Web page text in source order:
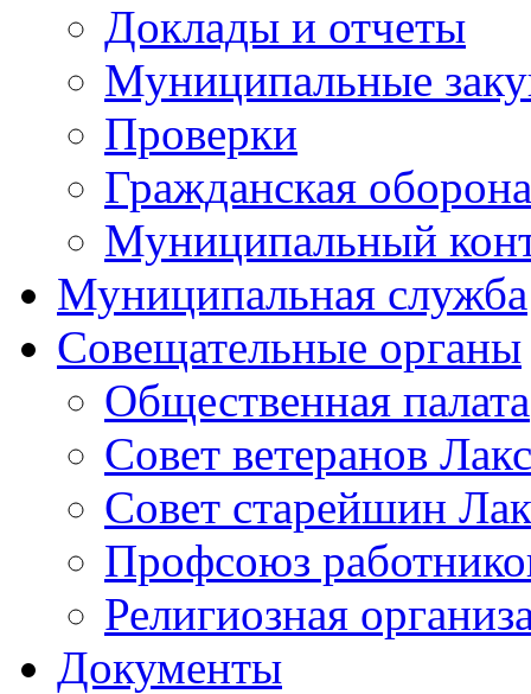
Доклады и отчеты
Муниципальные
Проверки
Гражданская
Муниципальный
Муниципальная служба
Совещательные органы
Общественная палата
Совет ветеранов
Совет старейшин
Профсоюз
Религиозная
Документы